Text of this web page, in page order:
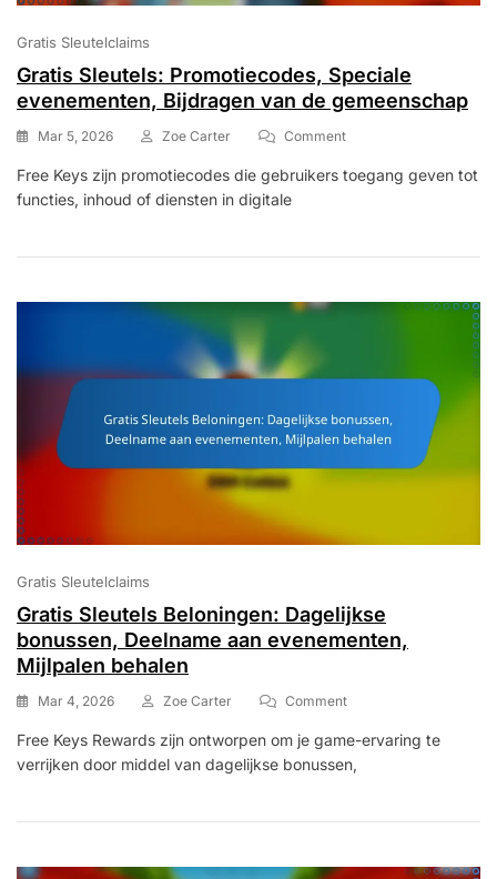
Gratis Sleutelclaims
Gratis Sleutels: Promotiecodes, Speciale
evenementen, Bijdragen van de gemeenschap
Mar 5, 2026 Zoe Carter CommentOn
Sleutels:
Bijdragen
De
Free Keys zijn promotiecodes die gebruikers toegang geven tot
functies, inhoud of diensten in digitale
Gratis Sleutelclaims
Gratis Sleutels Beloningen: Dagelijkse
bonussen, Deelname aan evenementen,
Mijlpalen behalen
Mar 4, 2026 Zoe Carter CommentOn
Sleutels
Beloningen:
Deelname
Evenementen,
Free Keys Rewards zijn ontworpen om je game-ervaring te
verrijken door middel van dagelijkse bonussen,